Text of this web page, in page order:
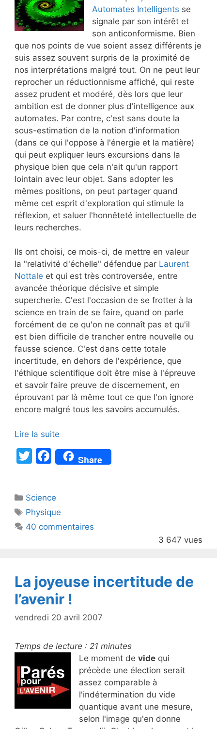
Automates Intelligents se
signale par son intérêt et
son anticonformisme. Bien
que nos points de vue soient assez différents je
suis assez souvent surpris de la proximité de
nos interprétations malgré tout. On ne peut leur
reprocher un réductionnisme affiché, qui reste
assez prudent et modéré, dès lors que leur
ambition est de donner plus d'intelligence aux
automates. Par contre, c'est sans doute la
sous-estimation de la notion d'information
(dans ce qui l'oppose à l'énergie et la matière)
qui peut expliquer leurs excursions dans la
physique bien que cela n'ait qu'un rapport
lointain avec leur objet. Sans adopter les
mêmes positions, on peut partager quand
même cet esprit d'exploration qui stimule la
réflexion, et saluer l'honnêteté intellectuelle de
leurs recherches.
Ils ont choisi, ce mois-ci, de mettre en valeur
la "relativité d'échelle" défendue par Laurent
Nottale et qui est très controversée, entre
avancée théorique décisive et simple
supercherie. C'est l'occasion de se frotter à la
science en train de se faire, quand on parle
forcément de ce qu'on ne connaît pas et qu'il
est bien difficile de trancher entre nouvelle ou
fausse science. C'est dans cette totale
incertitude, en dehors de l'expérience, que
l'éthique scientifique doit être mise à l'épreuve
et savoir faire preuve de discernement, en
éprouvant par là même tout ce que l'on ignore
encore malgré tous les savoirs accumulés.
Lire la suite
T
er
F
a
e
b
o
Share
Catégories
Science
Étiquettes
Physique
40 commentaires
3 647 vues
La joyeuse incertitude de
l’avenir !
vendredi 20 avril 2007
Temps de lecture : 21 minutes
Le moment de vide qui
précède une élection serait
assez comparable à
l'indétermination du vide
quantique avant une mesure,
selon l'image qu'en donne